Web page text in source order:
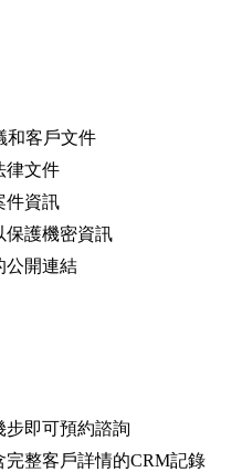
和客戶文件
律文件
件資訊
保護機密資訊
公開連結
步即可預約諮詢
整客戶詳情的CRM記錄